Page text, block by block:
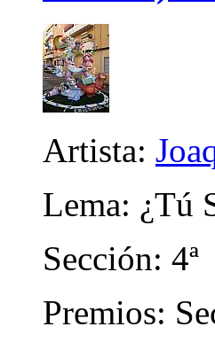
Artista:
Lema: ¿Tú
Sección: 4ª
Premios: